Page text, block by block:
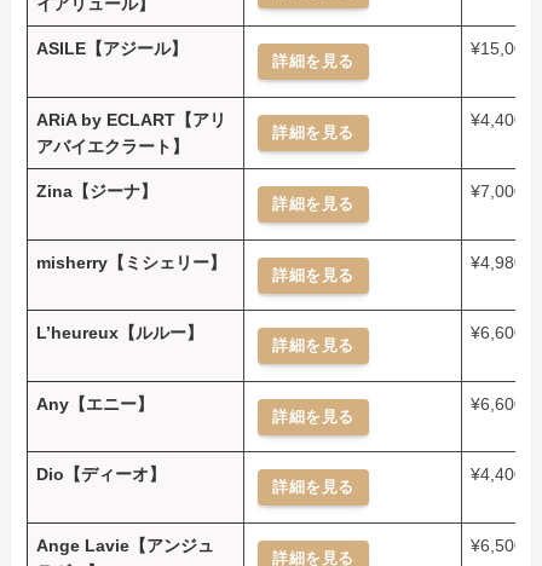
イアリュール】
ASILE【アジール】
詳細を見る
¥15,000
ARiA by ECLART【アリ
アバイエクラート】
詳細を見る
¥4,400～
Zina【ジーナ】
詳細を見る
¥7,000～
misherry【ミシェリー】
詳細を見る
¥4,980～
L’heureux【ルルー】
詳細を見る
¥6,600～
Any【エニー】
詳細を見る
¥6,600
Dio【ディーオ】
詳細を見る
¥4,400～
Ange Lavie【アンジュ
詳細を見る
¥6,500～